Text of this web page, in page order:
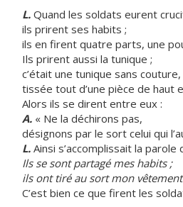
L. Quand les soldats eurent
ils prirent ses habits ;
ils en firent quatre parts, une
Ils prirent aussi la tunique ;
c’était une tunique sans couture,
tissée tout d’une pièce de haut
Alors ils se dirent entre eux :
A. « Ne la déchirons pas,
désignons par le sort celui qui
L. Ainsi s’accomplissait la parole
Ils se sont partagé mes habits ;
ils ont tiré au sort mon
C’est bien ce que firent les